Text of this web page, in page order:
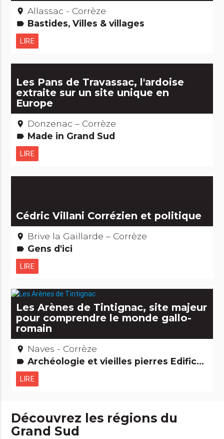
place Allassac - Corrèze
label Bastides, Villes & villages
LIRE
Les Pans de Travassac, l'ardoise
extraite sur un site unique en
Europe
place Donzenac – Corrèze
label Made in Grand Sud
LIRE
Cédric Villani Corrézien et politique
place Brive la Gaillarde – Corrèze
label Gens d'ici
LIRE
Les Arènes de Tintignac, site majeur
pour comprendre le monde gallo-
romain
place Naves - Corrèze
label Archéologie et vieilles pierres Edifices remarquables
LIRE
Découvrez les régions du
Grand Sud